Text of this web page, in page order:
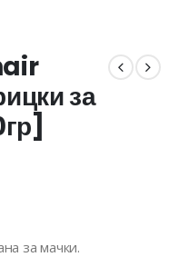
за
за мачки.